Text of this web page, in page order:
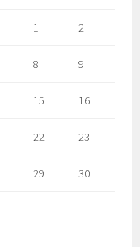
1 2
8 9
15 16
22 23
29 30